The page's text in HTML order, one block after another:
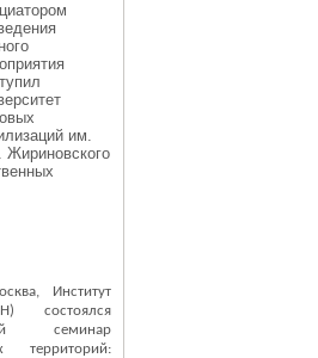
им.
Жириновского
Институт
состоялся
семинар
территорий: